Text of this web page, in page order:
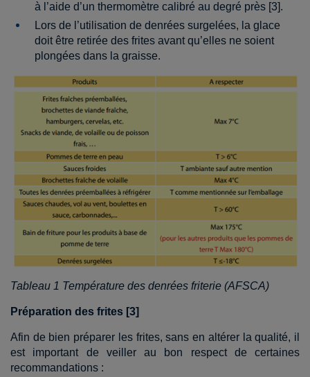
à l’aide d’un thermomètre calibré au degré près [3].
Lors de l’utilisation de denrées surgelées, la glace
doit être retirée des frites avant qu’elles ne soient
plongées dans la graisse.
Tableau 1 Température des denrées friterie (AFSCA)
Préparation des frites [3]
Afin de bien préparer les frites, sans en altérer la qualité, il
est important de veiller au bon respect de certaines
recommandations :